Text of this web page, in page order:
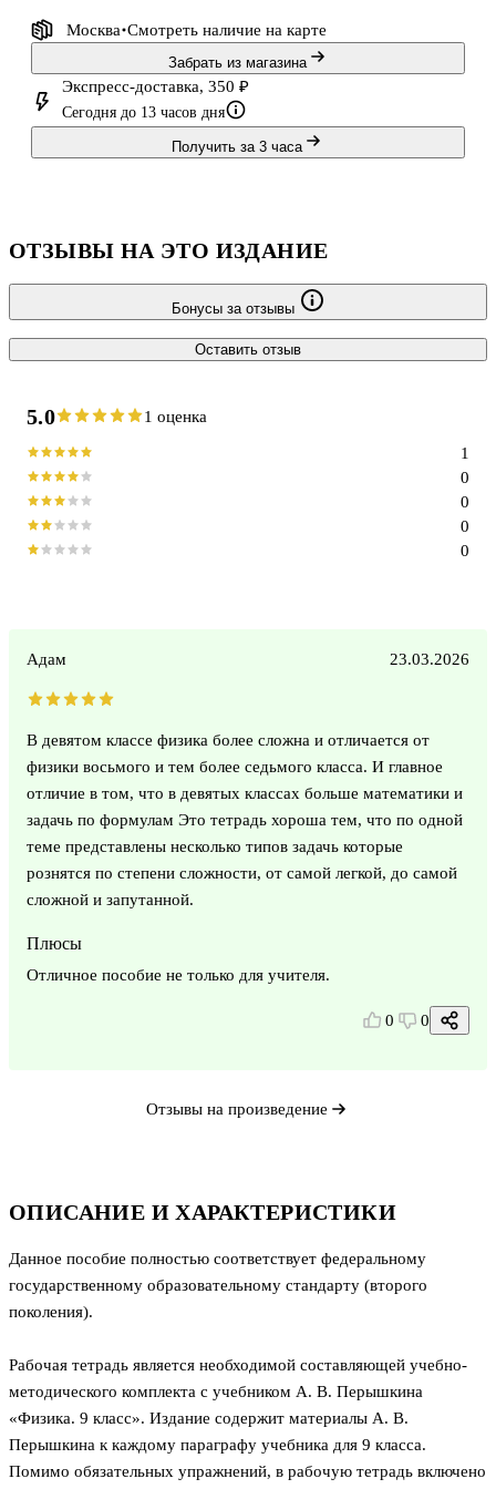
Москва Смотреть наличие на карте
Забрать из магазина
Экспресс-доставка, 350 ₽
Сегодня до 13 часов дня
Получить за 3 часа
ОПИСАНИЕ И ХАРАКТЕРИСТИКИ
Данное пособие полностью соответствует федеральному
государственному образовательному стандарту (второго
поколения).
Рабочая тетрадь является необходимой составляющей учебно-
методического комплекта с учебником А. В. Перышкина
«Физика. 9 класс». Издание содержит материалы А. В.
Перышкина к каждому параграфу учебника для 9 класса.
Помимо обязательных упражнений, в рабочую тетрадь включено
ОТЗЫВЫ НА ЭТО ИЗДАНИЕ
Бонусы за отзывы
Оставить отзыв
5.0 1 оценка
0
0
0
0
1
Адам 23.03.2026
В девятом классе физика более сложна и отличается от
физики восьмого и тем более седьмого класса. И главное
отличие в том, что в девятых классах больше математики и
задачь по формулам Это тетрадь хороша тем, что по одной
теме представлены несколько типов задачь которые
рознятся по степени сложности, от самой легкой, до самой
сложной и запутанной.
Плюсы
Отличное пособие не только для учителя.
0 0
Отзывы на произведение